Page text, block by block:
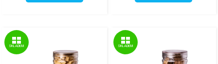
SKLADEM SKLADEM